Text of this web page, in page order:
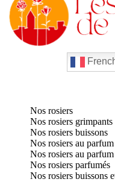
Nos rosiers
Nos rosiers grimpants
Nos rosiers buissons
Nos rosiers au
Nos rosiers au
Nos rosiers parfumés
Nos rosiers buissons